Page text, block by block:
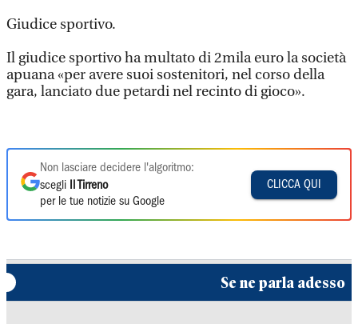
Giudice sportivo.
Il giudice sportivo ha multato di 2mila euro la società
apuana «per avere suoi sostenitori, nel corso della
gara, lanciato due petardi nel recinto di gioco».
Non lasciare decidere l'algoritmo:
scegli
Il Tirreno
per le tue notizie su Google
CLICCA QUI
Se ne parla adesso